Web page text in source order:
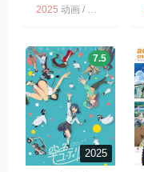
2025 动画 / 多版 / 剧情
2025
7.5